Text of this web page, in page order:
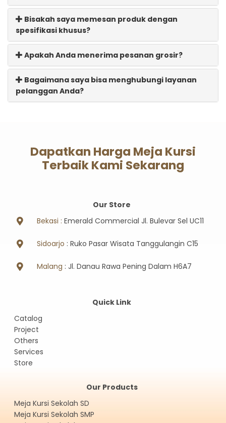
Bisakah saya memesan produk dengan
spesifikasi khusus?
Apakah Anda menerima pesanan grosir?
Bagaimana saya bisa menghubungi layanan
pelanggan Anda?
Dapatkan Harga Meja Kursi
Terbaik Kami Sekarang
Our Store
Bekasi : Emerald Commercial Jl. Bulevar Sel UC11
Sidoarjo : Ruko Pasar Wisata Tanggulangin C15
Malang : Jl. Danau Rawa Pening Dalam H6A7
Quick Link
Catalog
Project
Others
Services
Store
Our Products
Meja Kursi Sekolah SD
Meja Kursi Sekolah SMP